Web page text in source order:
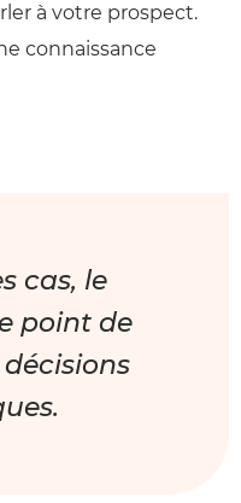
à votre prospect.
connaissance
cas, le
point de